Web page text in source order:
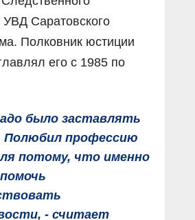
Саратовского
Полковник юстиции
его с 1985 по
было заставлять
Полюбил профессию
потому, что именно
- считает